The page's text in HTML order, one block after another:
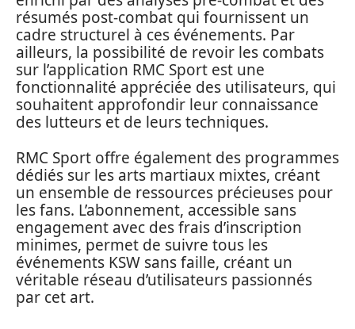
résumés post-combat qui fournissent un
cadre structurel à ces événements. Par
ailleurs, la possibilité de revoir les combats
sur l’application RMC Sport est une
fonctionnalité appréciée des utilisateurs, qui
souhaitent approfondir leur connaissance
des lutteurs et de leurs techniques.
RMC Sport offre également des programmes
dédiés sur les arts martiaux mixtes, créant
un ensemble de ressources précieuses pour
les fans. L’abonnement, accessible sans
engagement avec des frais d’inscription
minimes, permet de suivre tous les
événements KSW sans faille, créant un
véritable réseau d’utilisateurs passionnés
par cet art.